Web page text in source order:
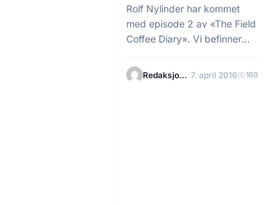
Rolf Nylinder har kommet
med episode 2 av «The Field
Coffee Diary». Vi befinner
Redaksjonen 7. april 2016 160